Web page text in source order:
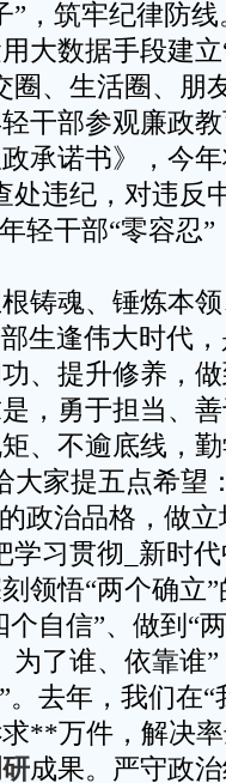
”，筑牢纪律防
大数据手段建
圈、生活圈、朋
干部参观廉政
承诺书》，今
处违纪，对违反
轻干部“零容忍
铸魂、锤炼本
部生逢伟大时代
、提升修养，
，勇于担当、
、不逾底线，
大家提五点希望
政治品格，做
学习贯彻_新时
领悟“两个确立
个自信”、做到“
为了谁、依靠谁
。去年，我们在
**万件，解决
成果。严守政